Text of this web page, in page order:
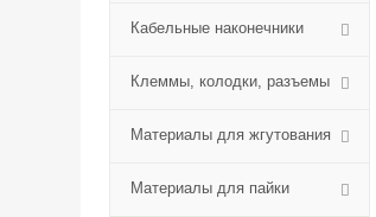
Кабельные наконечники
Клеммы, колодки, разъемы
Материалы для жгутования
Материалы для пайки